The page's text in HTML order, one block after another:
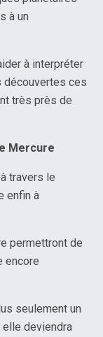
à un
à interpréter
découvertes ces
très près de
Mercure
travers le
enfin à
permettront de
encore
seulement un
elle deviendra